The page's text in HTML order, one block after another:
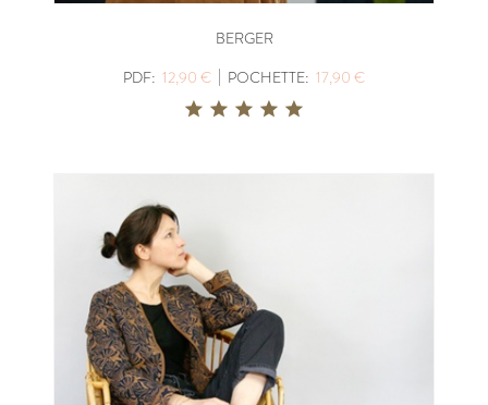
BERGER
PDF: 12,90 € | POCHETTE: 17,90 €